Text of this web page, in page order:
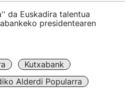
da Euskadira talentua
presidentearen
Kutxabank
Alderdi Popularra